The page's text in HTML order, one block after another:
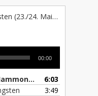
Tutorial zu Pfingsten (23./24. Mai 2021)
00:00
1. Einsingen mit Albert Hammond (I'm a train / One moment in time)
6:03
3:49